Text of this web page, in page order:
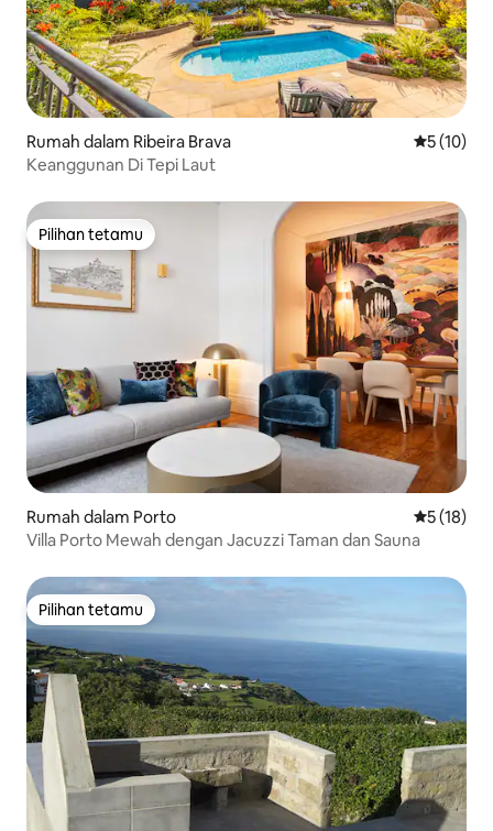
Rumah dalam Ribeira Brava
5 (10)
Keanggunan Di Tepi Laut
Pilihan tetamu
Pilihan tetamu
Rumah dalam Porto
5 (18)
Villa Porto Mewah dengan Jacuzzi Taman dan Sauna
Pilihan tetamu
Pilihan tetamu